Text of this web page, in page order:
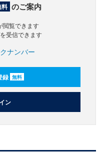
料 のご案内
閲覧できます
受信できます
ナンバー
録 無料
ン